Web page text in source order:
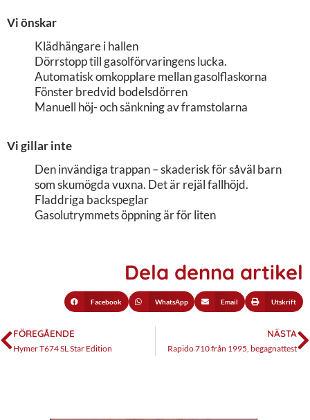
Vi önskar
Klädhängare i hallen
Dörrstopp till gasolförvaringens lucka.
Automatisk omkopplare mellan gasolflaskorna
Fönster bredvid bodelsdörren
Manuell höj- och sänkning av framstolarna
Vi gillar inte
Den invändiga trappan – skaderisk för såväl barn
som skumögda vuxna. Det är rejäl fallhöjd.
Fladdriga backspeglar
Gasolutrymmets öppning är för liten
Dela denna artikel
Facebook WhatsApp Email Utskrift
FÖREGÅENDE
Hymer T674 SL Star Edition
NÄSTA
Rapido 710 från 1995, begagnattest